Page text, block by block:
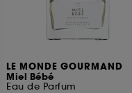
LE MONDE GOURMAND
Miel Bébé
Eau de Parfum